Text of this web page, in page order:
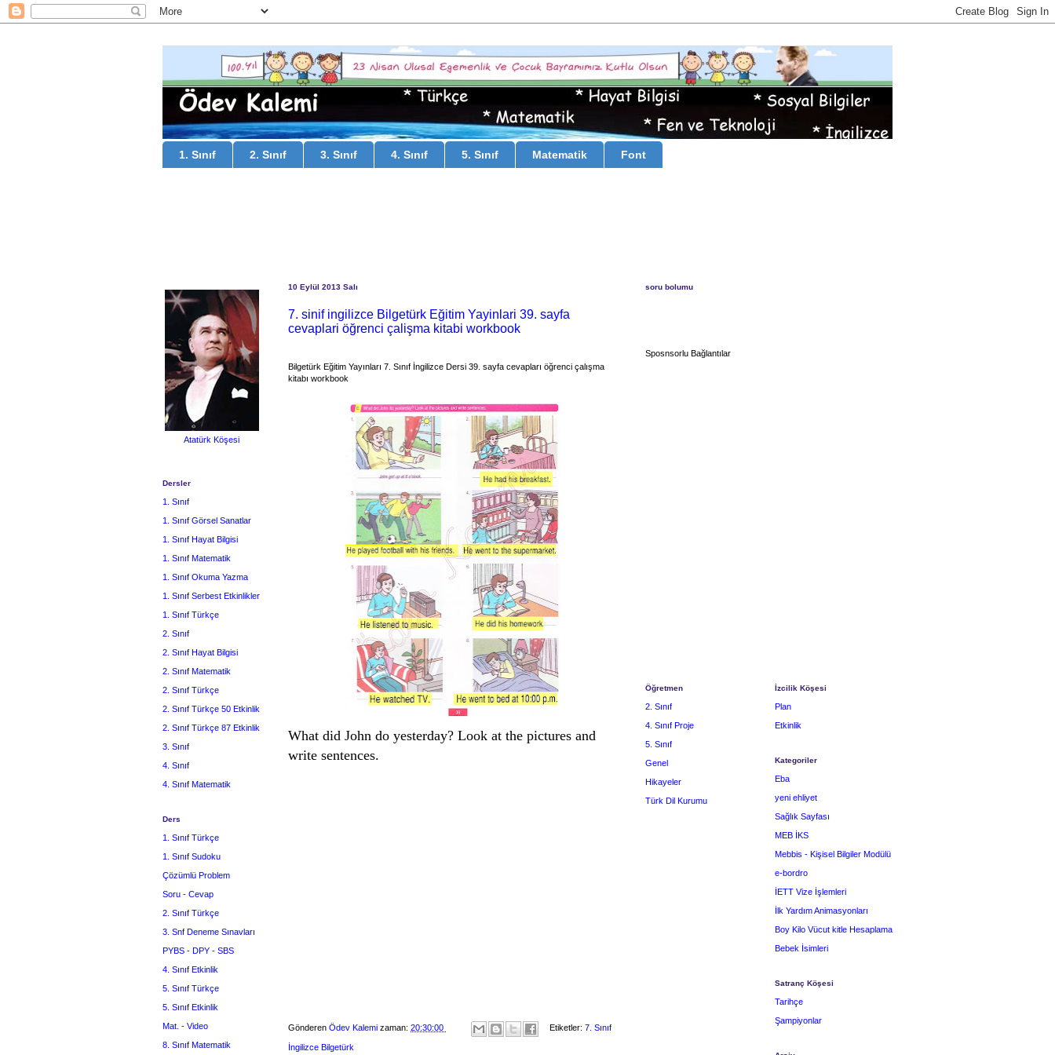
1. Sınıf 2. Sınıf 3. Sınıf 4. Sınıf 5. Sınıf Matematik Font
10 Eylül 2013 Salı
7. sinif ingilizce Bilgetürk Eğitim Yayinlari 39. sayfa
cevaplari öğrenci çalişma kitabi workbook
Bilgetürk Eğitim Yayınları 7. Sınıf İngilizce Dersi 39. sayfa cevapları öğrenci çalışma
kitabı workbook
What did John do yesterday? Look at the pictures and
write sentences.
Gönderen Ödev Kalemi zaman: 20:30:00 Etiketler: 7. Sınıf
İngilizce Bilgetürk
Atatürk Köşesi
Dersler
1. Sınıf
1. Sınıf Görsel Sanatlar
1. Sınıf Hayat Bilgisi
1. Sınıf Matematik
1. Sınıf Okuma Yazma
1. Sınıf Serbest Etkinlikler
1. Sınıf Türkçe
2. Sınıf
2. Sınıf Hayat Bilgisi
2. Sınıf Matematik
2. Sınıf Türkçe
2. Sınıf Türkçe 50 Etkinlik
2. Sınıf Türkçe 87 Etkinlik
3. Sınıf
4. Sınıf
4. Sınıf Matematik
Ders
1. Sınıf Türkçe
1. Sınıf Sudoku
Çözümlü Problem
Soru - Cevap
2. Sınıf Türkçe
3. Snf Deneme Sınavları
PYBS - DPY - SBS
4. Sınıf Etkinlik
5. Sınıf Türkçe
5. Sınıf Etkinlik
Mat. - Video
8. Sınıf Matematik
soru bolumu
Sposnsorlu Bağlantılar
Öğretmen
2. Sınıf
4. Sınıf Proje
5. Sınıf
Genel
Hikayeler
Türk Dil Kurumu
İzcilik Köşesi
Plan
Etkinlik
Kategoriler
Eba
yeni ehliyet
Sağlık Sayfası
MEB İKS
Mebbis - Kişisel Bilgiler Modülü
e-bordro
İETT Vize İşlemleri
İlk Yardım Animasyonları
Boy Kilo Vücut kitle Hesaplama
Bebek İsimleri
Satranç Köşesi
Tarihçe
Şampiyonlar